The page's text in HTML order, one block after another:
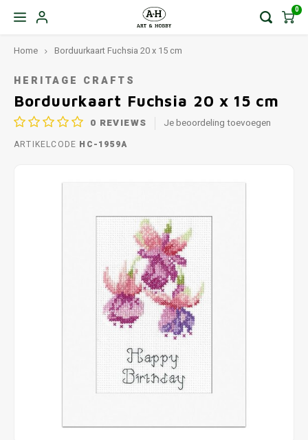
0
Home Borduurkaart Fuchsia 20 x 15 cm
HERITAGE CRAFTS
Borduurkaart Fuchsia 20 x 15 cm
0 REVIEWS Je beoordeling toevoegen
ARTIKELCODE HC-1959A